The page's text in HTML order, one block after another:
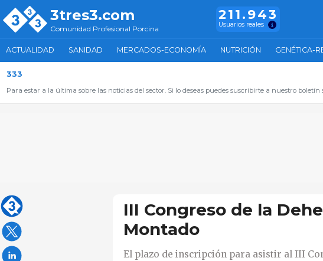
3tres3.com
Comunidad Profesional Porcina
211.943
Usuarios reales
ACTUALIDAD SANIDAD MERCADOS-ECONOMÍA NUTRICIÓN GENÉTICA-
333
Para estar a la última sobre las noticias del sector. Si lo deseas puedes suscribirte a nuestro
III Congreso de la
Montado
El plazo de inscripción para asistir al III